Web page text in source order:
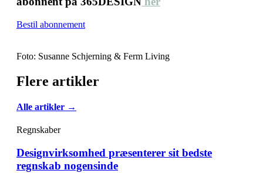
Bestil abonnement
Foto: Susanne Schjerning & Ferm Living
Flere artikler
Alle artikler →
Regnskaber
Designvirksomhed præsenterer sit bedste
regnskab nogensinde